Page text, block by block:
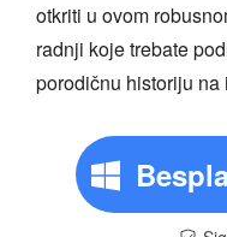
otkriti u ovom
radnji koje trebate
porodičnu historiju na